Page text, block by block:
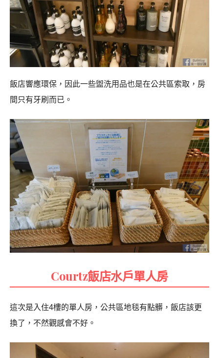
飯店響應環保，因此一些盥洗用品也是在公共區索取，房
間只有牙刷而已。
Courtz飯店水戶單人房
這次是入住4樓的單人房，公共區地毯有點髒，飯店該更
換了，不然觀感會不好。